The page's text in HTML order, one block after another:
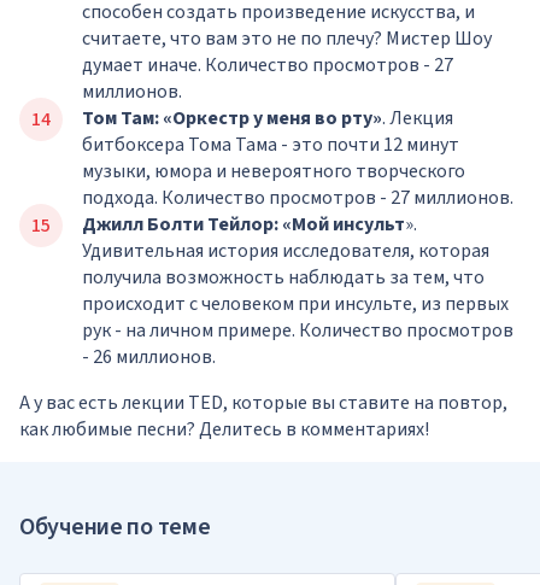
способен создать произведение искусства, и
считаете, что вам это не по плечу? Мистер Шоу
думает иначе. Количество просмотров - 27
миллионов.
Том Там: «Оркестр у меня во рту». Лекция
битбоксера Тома Тама - это почти 12 минут
музыки, юмора и невероятного творческого
подхода. Количество просмотров - 27 миллионов.
Джилл Болти Тейлор: «Мой инсульт».
Удивительная история исследователя, которая
получила возможность наблюдать за тем, что
происходит с человеком при инсульте, из первых
рук - на личном примере. Количество просмотров
- 26 миллионов.
А у вас есть лекции TED, которые вы ставите на повтор,
как любимые песни? Делитесь в комментариях!
Обучение по теме